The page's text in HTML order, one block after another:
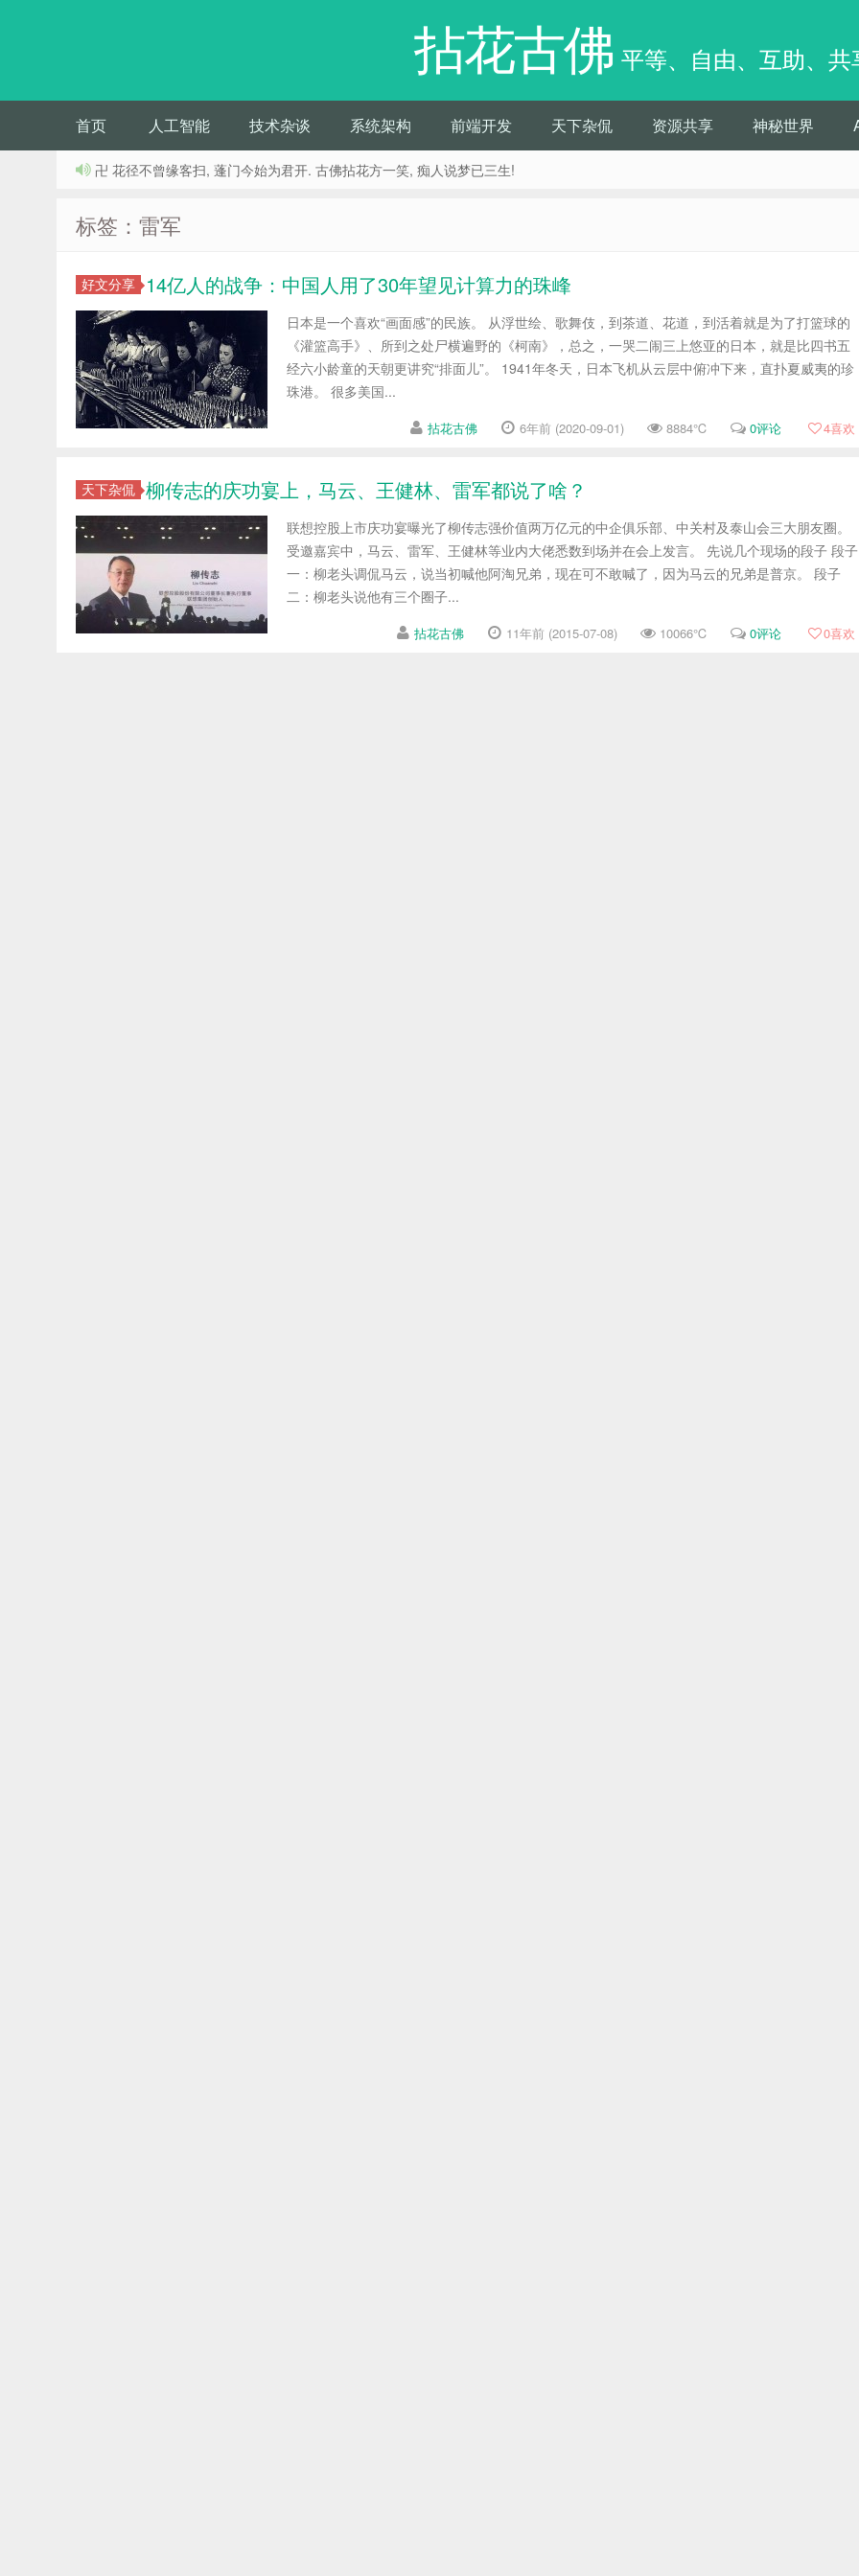
拈花古佛 平等、自由、互助、共
首页 人工智能 技术杂谈 系统架构 前端开发 天下杂侃 资源共享 神秘世界
卍 花径不曾缘客扫, 蓬门今始为君开. 古佛拈花方一笑, 痴人说梦已三生!
标签：雷军
好文分享 14亿人的战争：中国人用了30年望见计算力的珠峰
日本是一个喜欢“画面感”的民族。 从浮世绘、歌舞伎，到茶道、花道，到活着就是为了打篮球的
《灌篮高手》、所到之处尸横遍野的《柯南》，总之，一哭二闹三上悠亚的日本，就是比四书五
经六小龄童的天朝更讲究“排面儿”。 1941年冬天，日本飞机从云层中俯冲下来，直扑夏威夷的珍
珠港。 很多美国...
拈花古佛 6年前 (2020-09-01) 8884℃ 0评论 4喜欢
天下杂侃 柳传志的庆功宴上，马云、王健林、雷军都说了啥？
联想控股上市庆功宴曝光了柳传志强价值两万亿元的中企俱乐部、中关村及泰山会三大朋友圈。
受邀嘉宾中，马云、雷军、王健林等业内大佬悉数到场并在会上发言。 先说几个现场的段子 段子
一：柳老头调侃马云，说当初喊他阿淘兄弟，现在可不敢喊了，因为马云的兄弟是普京。 段子
二：柳老头说他有三个圈子...
拈花古佛 11年前 (2015-07-08) 10066℃ 0评论 0喜欢